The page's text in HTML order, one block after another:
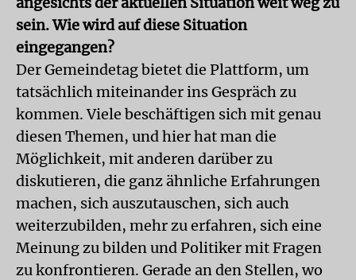
sein. Wie wird auf diese Situation
eingegangen?
Der Gemeindetag bietet die Plattform, um
tatsächlich miteinander ins Gespräch zu
kommen. Viele beschäftigen sich mit genau
diesen Themen, und hier hat man die
Möglichkeit, mit anderen darüber zu
diskutieren, die ganz ähnliche Erfahrungen
machen, sich auszutauschen, sich auch
weiterzubilden, mehr zu erfahren, sich eine
Meinung zu bilden und Politiker mit Fragen
zu konfrontieren. Gerade an den Stellen, wo